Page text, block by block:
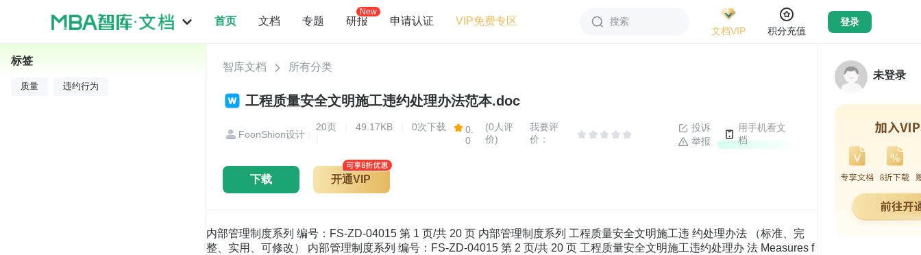
首页 文档 专题 研报
New
申请认证 VIP免费专区
搜索
文档VIP
积分充值
登录
智库文档 所有分类
工程质量安全文明施工违约处理办法范本.doc
FoonShion设计
20页 49.17KB
0次下载
0.
0
(0人评
价)
我要评
价：
投诉
举报
用手机看文
档
下载 开通VIP
内部管理制度系列 编号：FS-ZD-04015 第 1 页/共 20 页 内部管理制度系列 工程质量安全文明施工违 约处理办法 （标准、完
整、实用、可修改） 内部管理制度系列 编号：FS-ZD-04015 第 2 页/共 20 页 工程质量安全文明施工违约处理办 法 Measures f
标签
质量 违约行为
未登录